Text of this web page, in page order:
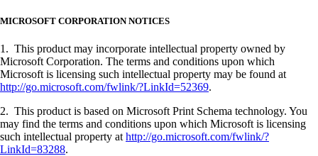
MICROSOFT CORPORATION NOTICES
1. This product may incorporate intellectual property owned by
Microsoft Corporation. The terms and conditions upon which
Microsoft is licensing such intellectual property may be found at
http://go.microsoft.com/fwlink/?LinkId=52369.
2. This product is based on Microsoft Print Schema technology. You
may find the terms and conditions upon which Microsoft is licensing
such intellectual property at http://go.microsoft.com/fwlink/?
LinkId=83288.